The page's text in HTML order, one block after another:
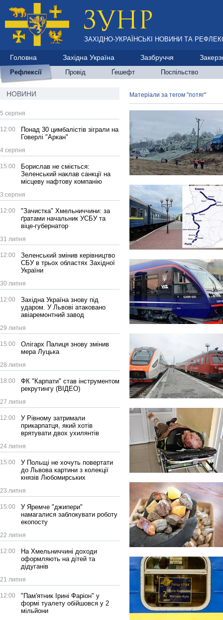
ЗАХІДНО-УКРАЇНСЬКІ НОВИНИ ТА
Головна Західна Україна Зазбруччя
Рефлексії Провід Ґешефт Поспільство
НОВИНИ
5 серпня
12:00
Понад 30 цимбалістів зіграли на
Говерлі "Аркан"
4 серпня
15:00
Борислав не сміється:
Зеленський наклав санкції на
місцеву нафтову компанію
3 серпня
12:00
"Зачистка" Хмельниччини: за
ґратами начальник УСБУ та
віце-губернатор
31 липня
12:00
Зеленський змінив керівництво
СБУ в трьох областях Західної
України
30 липня
12:00
Західна Україна знову під
ударом. У Львові атаковано
авіаремонтний завод
29 липня
15:00
Олігарх Палиця знову змінив
мера Луцька
28 липня
18:00
ФК "Карпати" став інструментом
рекрутингу (ВІДЕО)
27 липня
12:00
У Рівному затримали
прикарпатця, який хотів
врятувати двох ухилянтів
24 липня
15:00
У Польщі не хочуть повертати
до Львова картини з колекції
князів Любомирських
23 липня
15:00
У Яремче "джипери"
намагалися заблокувати роботу
екопосту
22 липня
12:00
На Хмельниччині доходи
оформляють на дітей та
дідуганів
21 липня
12:00
"Пам'ятник Ірині Фаріон" у
формі туалету обійшовся у 2
мільйони
Матеріали за тегом "потяг"